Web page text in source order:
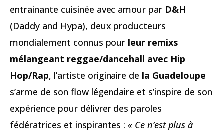
entrainante cuisinée avec amour par D&H
(Daddy and Hypa), deux producteurs
mondialement connus pour leur remixs
mélangeant reggae/dancehall avec Hip
Hop/Rap, l’artiste originaire de la Guadeloupe
s’arme de son flow légendaire et s’inspire de son
expérience pour délivrer des paroles
fédératrices et inspirantes : « Ce n’est plus à